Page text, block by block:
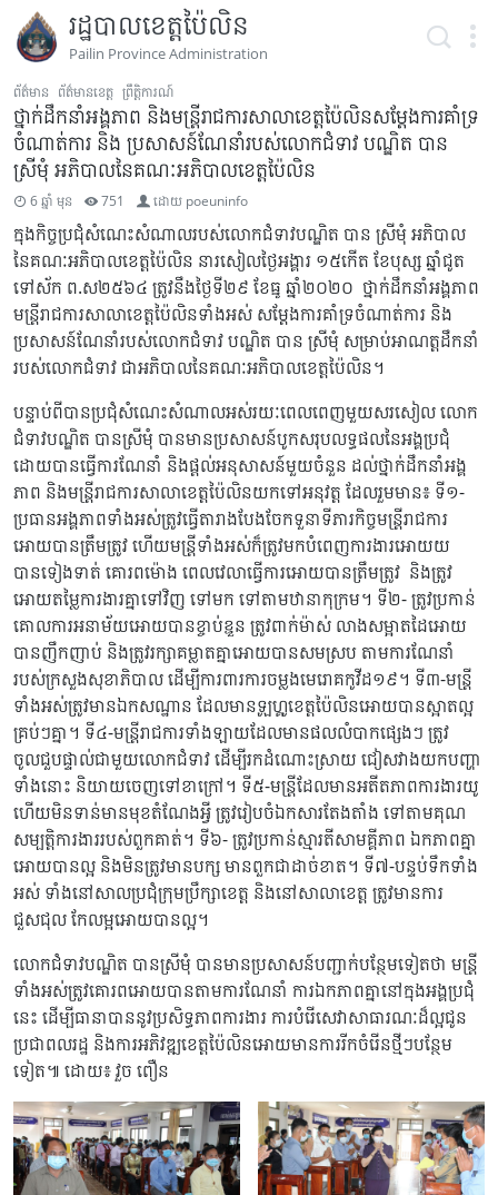
រដ្ឋបាលខេត្តប៉ៃលិន
Pailin Province Administration
ព័ត៌មាន ព័ត៌មានខេត្ត ព្រឹត្តិការណ៍
ថ្នាក់ដឹកនាំអង្គភាព និងមន្រ្តីរាជការសាលាខេត្តប៉ៃលិនសម្តែងការគាំទ្រ
ចំណាត់ការ និង ប្រសាសន៍ណែនាំរបស់លោកជំទាវ បណ្ឌិត បាន
ស្រីមុំ អភិបាលនៃគណៈអភិបាលខេត្តប៉ៃលិន
6 ឆ្នាំ មុន 751 ដោយ poeuninfo
ក្នុងកិច្ចប្រជុំសំណេះសំណាលរបស់លោកជំទាវបណ្ឌិត បាន ស្រីមុំ អភិបាល
នៃគណៈអភិបាលខេត្តប៉ៃលិន នារសៀលថ្ងៃអង្គារ ១៥កើត ខែបុស្ស ឆ្នាំជូត
ទៅស័ក ព.ស២៥៦៤ ត្រូវនឹងថ្ងៃទី២៩ ខែធ្នូ ឆ្នាំ២០២០ ថ្នាក់ដឹកនាំអង្គភាព
មន្រ្តីរាជការសាលាខេត្តប៉ៃលិនទាំងអស់ សម្តែងការគាំទ្រចំណាត់ការ និង
ប្រសាសន៍ណែនាំរបស់លោកជំទាវ បណ្ឌិត បាន ស្រីមុំ សម្រាប់អាណត្តដឹកនាំ
របស់លោកជំទាវ ជាអភិបាលនៃគណៈអភិបាលខេត្តប៉ៃលិន។
បន្ទាប់ពីបានប្រជុំសំណេះសំណាលអស់រយៈពេលពេញមួយសរសៀល លោក
ជំទាវបណ្ឌិត បានស្រីមុំ បានមានប្រសាសន៍បូកសរុបលទ្ធផលនៃអង្គប្រជុំ
ដោយបានធ្វើការណែនាំ និងផ្តល់អនុសាសន៍មួយចំនួន ដល់ថ្នាក់ដឹកនាំអង្គ
ភាព និងមន្រ្តីរាជការសាលាខេត្តប៉ៃលិនយកទៅអនុវត្ត ដែលរួមមាន៖ ទី១-​
ប្រធានអង្គភាពទាំងអស់ត្រូវធ្វើតារាងបែងចែកទួនាទីភារកិច្ចមន្រ្តីរាជការ
អោយបានត្រឹមត្រូវ ហើយមន្រ្តីទាំងអស់ក៏ត្រូវមកបំពេញការងារអោយយ
បានទៀងទាត់ គោរពម៉ោង ពេលវេលាធ្វើការអោយបានត្រឹមត្រូវ និងត្រូវ
អោយតម្លៃការងារគ្នាទៅវិញ ទៅមក ទៅតាមឋានាកុក្រម។ ទី២- ត្រូវប្រកាន់
គោលការអនាម័យអោយបានខ្ចាប់ខ្ជួន ត្រូវពាក់ម៉ាស់ លាងសម្អាតដៃអោយ
បានញឹកញាប់ និងត្រូវរក្សាគម្លាតគ្នាអោយបានសមស្រប តាមការណែនាំ
របស់ក្រសួងសុខាភិបាល ដើម្បីការពារការចម្លងមេរោគកូវីដ១៩។ ទី៣-មន្រ្តី
ទាំងអស់ត្រូវមានឯកសណ្ឋាន ដែលមានឡូហ្គូខេត្តប៉ៃលិនអោយបានស្អាតល្អ
គ្រប់ៗគ្នា។ ទី៤-មន្រ្តីរាជការទាំងឡាយដែលមានផលលំបាកផ្សេងៗ ត្រូវ
ចូលជួបផ្ទាល់ជាមួយលោកជំទាវ ដើម្បីរកដំណោះស្រាយ ជៀសវាងយកបញ្ហា
ទាំងនោះ និយាយចេញទៅខាក្រៅ។ ទី៥-មន្រ្តីដែលមានអតីតភាពការងារយូ
ហើយមិនទាន់មានមុខតំណែងអ្វី ត្រូវរៀបចំឯកសារតែងតាំង ទៅតាមគុណ
សម្បត្តិការងាររបស់ពួកគាត់។ ទី៦- ត្រូវប្រកាន់ស្មារតីសាមគ្គីភាព ឯកភាពគ្នា
អោយបានល្អ និងមិនត្រូវមានបក្ស មានពួកជាដាច់ខាត។ ទី៧-បន្ទប់ទឹកទាំង
អស់ ទាំងនៅសាលប្រជុំក្រុមប្រឹក្សាខេត្ត និងនៅសាលាខេត្ត ត្រូវមានការ
ជួសជុល កែលម្អអោយបានល្អ។
លោកជំទាវបណ្ឌិត បានស្រីមុំ បានមានប្រសាសន៍បញ្ជាក់បន្ថែមទៀតថា មន្រ្តី
ទាំងអស់ត្រូវគោរពអោយបានតាមការណែនាំ ការឯកភាពគ្នានៅក្នុងអង្គប្រជុំ
នេះ ដើម្បីធានាបាននូវប្រសិទ្ធភាពការងារ ការបំរើសេវាសាធារណៈដ៏ល្អជូន
ប្រជាពលរដ្ឋ និងការអភិវឌ្ឍខេត្តប៉ៃលិនអោយមានការរីកចំរើនថ្មីៗបន្ថែម
ទៀត៕ ដោយ៖ វួច ពឿន